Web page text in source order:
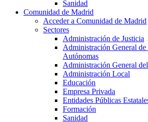
Sanidad
Comunidad de Madrid
Acceder a Comunidad de Madrid
Sectores
Administración de Justicia
Administración General de
Autónomas
Administración General
Administración Local
Educación
Empresa Privada
Entidades Públicas
Formación
Sanidad